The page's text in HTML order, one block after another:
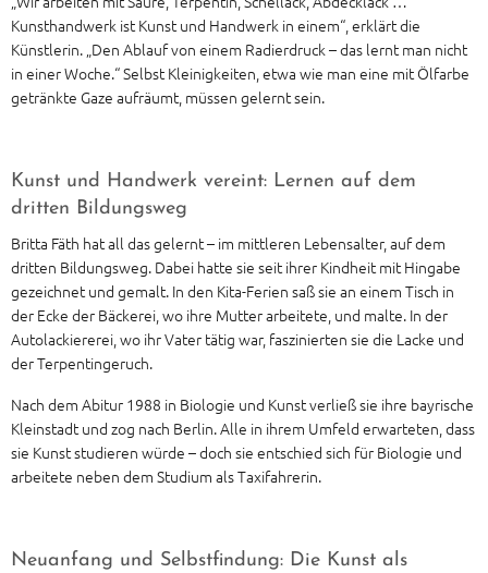
Kunsthandwerk ist Kunst und Handwerk in einem“, erklärt die
Künstlerin. „Den Ablauf von einem Radierdruck – das lernt man nicht
in einer Woche.“ Selbst Kleinigkeiten, etwa wie man eine mit Ölfarbe
getränkte Gaze aufräumt, müssen gelernt sein.
Kunst und Handwerk vereint: Lernen auf dem
dritten Bildungsweg
Britta Fäth hat all das gelernt – im mittleren Lebensalter, auf dem
dritten Bildungsweg. Dabei hatte sie seit ihrer Kindheit mit Hingabe
gezeichnet und gemalt. In den Kita-Ferien saß sie an einem Tisch in
der Ecke der Bäckerei, wo ihre Mutter arbeitete, und malte. In der
Autolackiererei, wo ihr Vater tätig war, faszinierten sie die Lacke und
der Terpentingeruch.
Nach dem Abitur 1988 in Biologie und Kunst verließ sie ihre bayrische
Kleinstadt und zog nach Berlin. Alle in ihrem Umfeld erwarteten, dass
sie Kunst studieren würde – doch sie entschied sich für Biologie und
arbeitete neben dem Studium als Taxifahrerin.
Neuanfang und Selbstfindung: Die Kunst als